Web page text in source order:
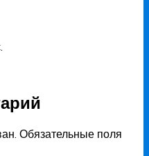
Обязательные поля